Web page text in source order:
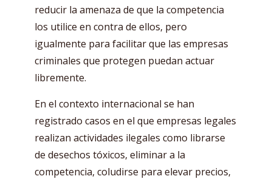
reducir la amenaza de que la competencia
los utilice en contra de ellos, pero
igualmente para facilitar que las empresas
criminales que protegen puedan actuar
libremente.
En el contexto internacional se han
registrado casos en el que empresas legales
realizan actividades ilegales como librarse
de desechos tóxicos, eliminar a la
competencia, coludirse para elevar precios,